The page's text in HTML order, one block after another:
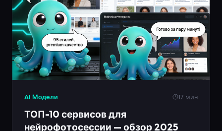
AI Модели 17 мин
ТОП-10 сервисов для
нейрофотосессии — обзор 2025